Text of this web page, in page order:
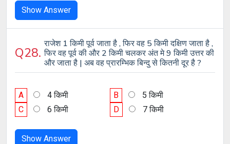
Show Answer
Q28.
राजेश 1 किमी पूर्व जाता है , फिर वह 5 किमी दक्षिण जाता है ,
फिर वह पूर्व की और 2 किमी चलकर अंत मे 9 किमी उत्तर की
और जाता है | अब वह प्रारम्भिक बिन्दु से कितनी दूर है ?
A 4 किमी B
5 किमी
C
6 किमी D 7 किमी
Show Answer